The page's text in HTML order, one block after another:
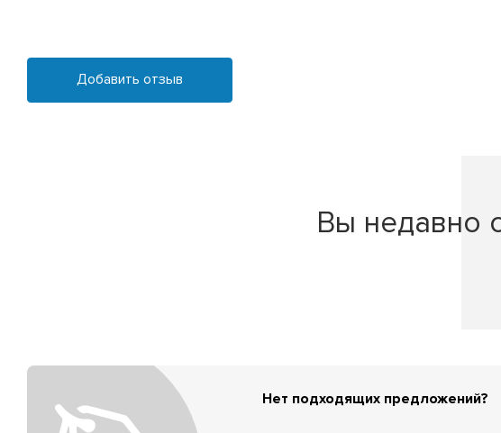
Добавить отзыв
Вы недавно
Нет подходящих предложений?